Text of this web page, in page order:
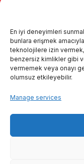
En iyi deneyimleri
bunlara erişmek
teknolojilere izin
benzersiz kimlikler gibi
vermemek veya onayı
olumsuz etkileyebilir.
Manage services
Kalite